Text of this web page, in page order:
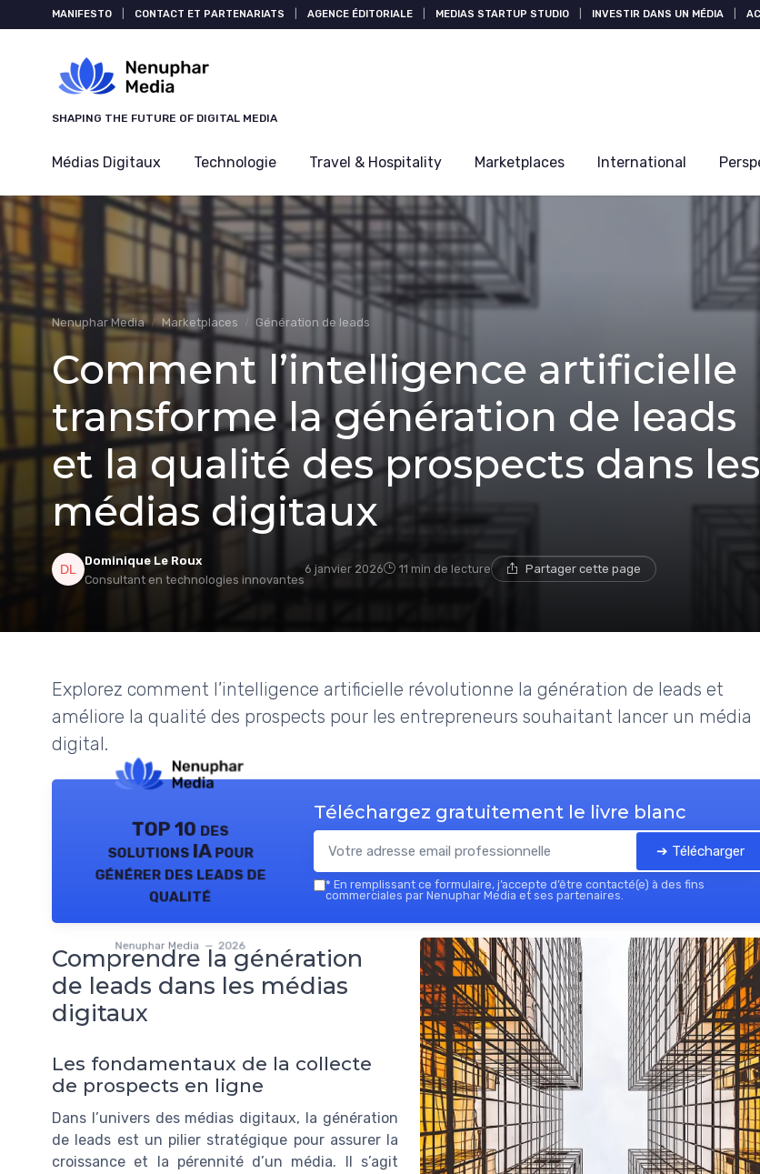
MANIFESTO CONTACT ET PARTENARIATS AGENCE ÉDITORIALE MEDIAS STARTUP STUDIO INVESTIR DANS UN MÉDIA
SHAPING THE FUTURE OF DIGITAL MEDIA
Médias Digitaux Technologie Travel & Hospitality Marketplaces International
Nenuphar Media Marketplaces Génération de leads
Comment l’intelligence artificielle
transforme la génération de leads
et la qualité des prospects dans les
médias digitaux
Dominique Le Roux
Consultant en technologies innovantes
6 janvier 2026 11 min de lecture Partager cette page
Explorez comment l’intelligence artificielle révolutionne la génération de leads et
améliore la qualité des prospects pour les entrepreneurs souhaitant lancer un média
digital.
TOP 10 des
solutions IA pour
générer des leads de
qualité
Nenuphar Media — 2026
Téléchargez gratuitement le livre blanc
➔ Télécharger
* En remplissant ce formulaire, j’accepte d’être contacté(e) à des fins
commerciales par Nenuphar Media et ses partenaires.
Comprendre la génération
de leads dans les médias
digitaux
Les fondamentaux de la collecte
de prospects en ligne
Dans l’univers des médias digitaux, la génération
de leads est un pilier stratégique pour assurer la
croissance et la pérennité d’un média. Il s’agit
Panneau de gestion des cookies